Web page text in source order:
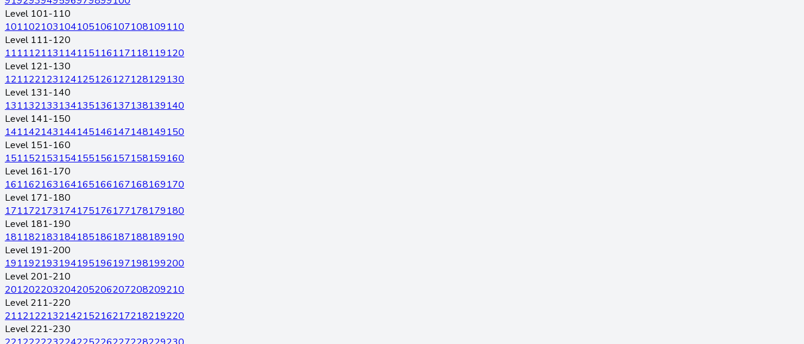
Level 101-110
101102103104105106107108109110
Level 111-120
111112113114115116117118119120
Level 121-130
121122123124125126127128129130
Level 131-140
131132133134135136137138139140
Level 141-150
141142143144145146147148149150
Level 151-160
151152153154155156157158159160
Level 161-170
161162163164165166167168169170
Level 171-180
171172173174175176177178179180
Level 181-190
181182183184185186187188189190
Level 191-200
191192193194195196197198199200
Level 201-210
201202203204205206207208209210
Level 211-220
211212213214215216217218219220
Level 221-230